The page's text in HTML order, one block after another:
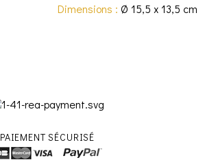
Dimensions : Ø 15,5 x 13,5 cm
PAIEMENT SÉCURISÉ